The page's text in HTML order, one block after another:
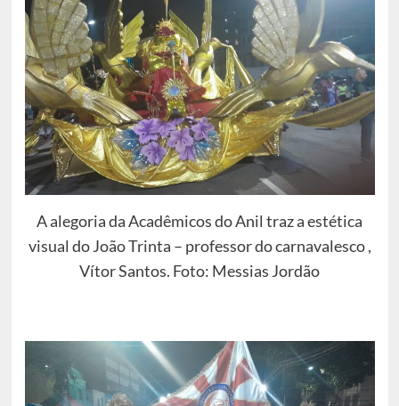
A alegoria da Acadêmicos do Anil traz a estética
visual do João Trinta – professor do carnavalesco ,
Vítor Santos. Foto: Messias Jordão